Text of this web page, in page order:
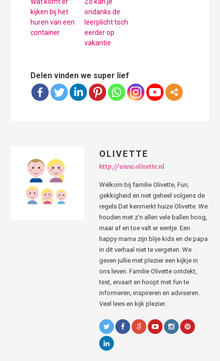
Wat komt er
kijken bij het
huren van een
container
Zo kan je
ondanks de
leerplicht toch
eerder op
vakantie
Delen vinden we super lief
OLIVETTE
http://www.olivette.nl
Welkom bij familie Olivette, Fun,
gekkigheid en niet geheel volgens de
regels Dat kenmerkt huize Olivette. We
houden met z’n allen vele ballen hoog,
maar af en toe valt er eentje. Een
happy mama zijn blije kids en de papa
in dit verhaal niet te vergeten. We
geven jullie met plezier een kijkje in
ons leven. Familie Olivette ontdekt,
test, ervaart en hoopt met fun te
informeren, inspireren en adviseren.
Veel lees en kijk plezier.